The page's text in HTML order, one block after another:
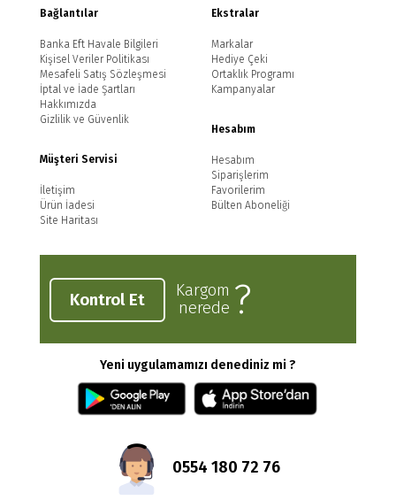
Bağlantılar
Banka Eft Havale Bilgileri
Kişisel Veriler Politikası
Mesafeli Satış Sözleşmesi
İptal ve İade Şartları
Hakkımızda
Gizlilik ve Güvenlik
Müşteri Servisi
İletişim
Ürün İadesi
Site Haritası
Ekstralar
Markalar
Hediye Çeki
Ortaklık Programı
Kampanyalar
Hesabım
Hesabım
Siparişlerim
Favorilerim
Bülten Aboneliği
Kontrol Et
Kargom
nerede ?
Yeni uygulamamızı denediniz mi ?
0554 180 72 76